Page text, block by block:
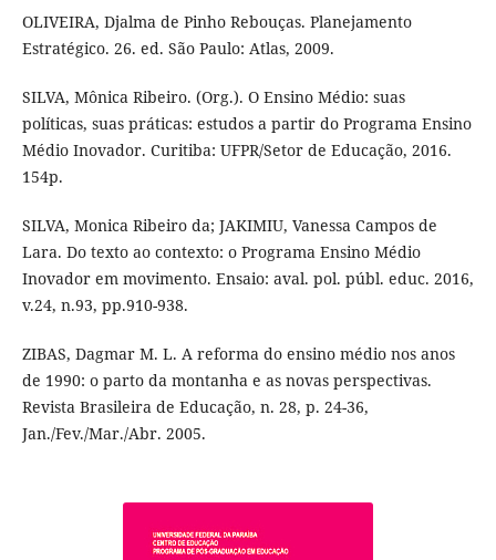
OLIVEIRA, Djalma de Pinho Rebouças. Planejamento
Estratégico. 26. ed. São Paulo: Atlas, 2009.
SILVA, Mônica Ribeiro. (Org.). O Ensino Médio: suas
políticas, suas práticas: estudos a partir do Programa Ensino
Médio Inovador. Curitiba: UFPR/Setor de Educação, 2016.
154p.
SILVA, Monica Ribeiro da; JAKIMIU, Vanessa Campos de
Lara. Do texto ao contexto: o Programa Ensino Médio
Inovador em movimento. Ensaio: aval. pol. públ. educ. 2016,
v.24, n.93, pp.910-938.
ZIBAS, Dagmar M. L. A reforma do ensino médio nos anos
de 1990: o parto da montanha e as novas perspectivas.
Revista Brasileira de Educação, n. 28, p. 24-36,
Jan./Fev./Mar./Abr. 2005.